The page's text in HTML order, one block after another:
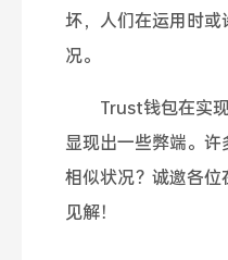
坏，人们在运用时
况。
Trust钱包在实
显现出一些弊端。
相似状况？诚邀各
见解！